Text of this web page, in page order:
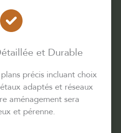
et Durable
précis incluant choix
adaptés et réseaux
aménagement sera
et pérenne.